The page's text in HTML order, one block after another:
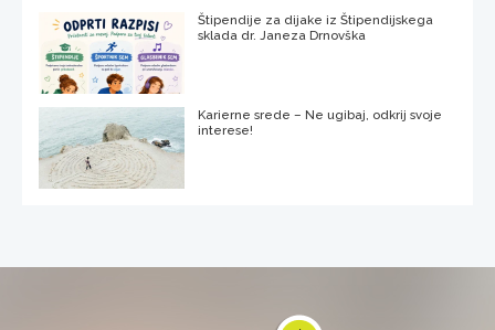
Štipendije za dijake iz Štipendijskega
sklada dr. Janeza Drnovška
Karierne srede – Ne ugibaj, odkrij svoje
interese!